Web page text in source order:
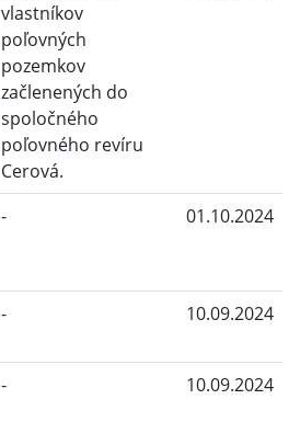
vlastníkov
poľovných
pozemkov
začlenených do
spoločného
poľovného revíru
Cerová.
- 01.10.2024
- 10.09.2024
- 10.09.2024